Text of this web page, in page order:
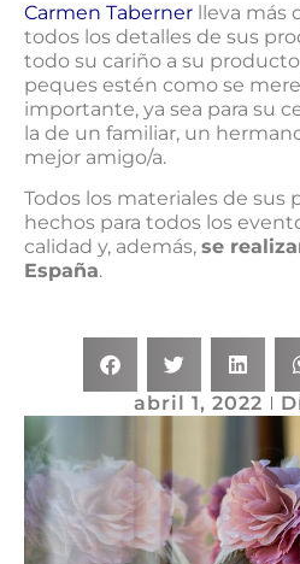
abril 1, 2022
Carmen Taberner lleva más
todos los detalles de sus
todo su cariño a su
peques estén como se
importante, ya sea para su
la de un familiar, un
mejor amigo/a.
Todos los materiales de sus
hechos para todos los
calidad y, además, se
España.